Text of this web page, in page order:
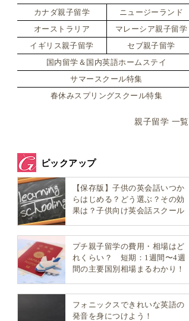
ひとりに合ったワンランク上のマレーシア親
子留学をカスタマイズ
カナダ親子留学
ニュージーランド
オーストラリア
マレーシア親子留学
イギリス親子留学
セブ親子留学
国内留学＆国内英語ホームステイ
サマースクール特集
春休みスプリングスクール特集
親子留学 一覧
ピックアップ
【保存版】子供の英会話いつか
らはじめる？どう選ぶ？その効
果は？子供向け英会話スクール
プチ親子留学の費用・相場はど
れくらい？ 短期：1週間〜4週
間の主要国別相場まるわかり！
フォニックスできれいな英語の
発音を身につけよう！